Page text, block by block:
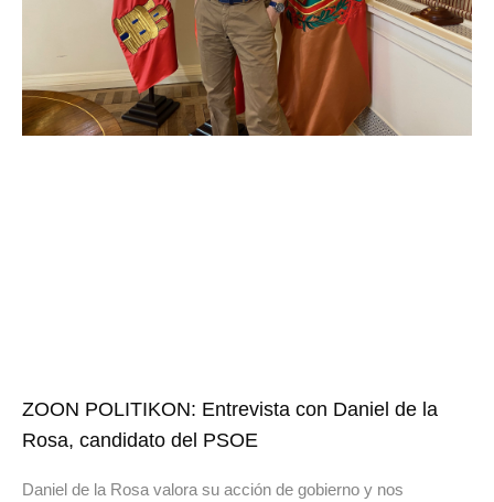
ZOON POLITIKON: Entrevista con Daniel de la
Rosa, candidato del PSOE
Daniel de la Rosa valora su acción de gobierno y nos